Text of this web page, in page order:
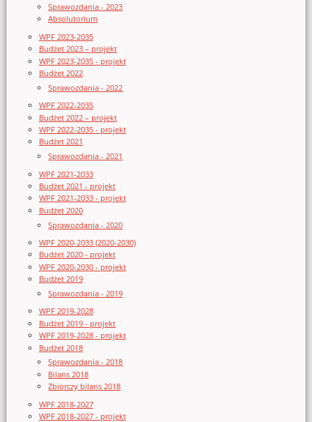
Sprawozdania - 2023
Absolutorium
WPF 2023-2035
Budżet 2023 – projekt
WPF 2023-2035 - projekt
Budżet 2022
Sprawozdania - 2022
WPF 2022-2035
Budżet 2022 – projekt
WPF 2022-2035 - projekt
Budżet 2021
Sprawozdania - 2021
WPF 2021-2033
Budżet 2021 - projekt
WPF 2021-2033 - projekt
Budżet 2020
Sprawozdania - 2020
WPF 2020-2033 (2020-2030)
Budżet 2020 - projekt
WPF 2020-2030 - projekt
Budżet 2019
Sprawozdania - 2019
WPF 2019-2028
Budżet 2019 - projekt
WPF 2019-2028 - projekt
Budżet 2018
Sprawozdania - 2018
Bilans 2018
Zbiorczy bilans 2018
WPF 2018-2027
WPF 2018-2027 - projekt